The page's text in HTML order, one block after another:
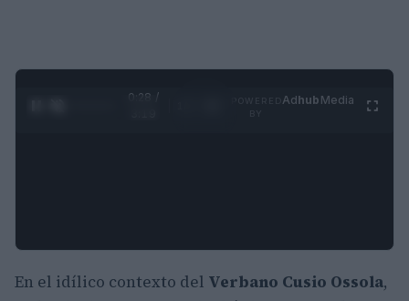
0:28 /
Adhub Media
En el idílico contexto del Verbano Cusio Ossola,